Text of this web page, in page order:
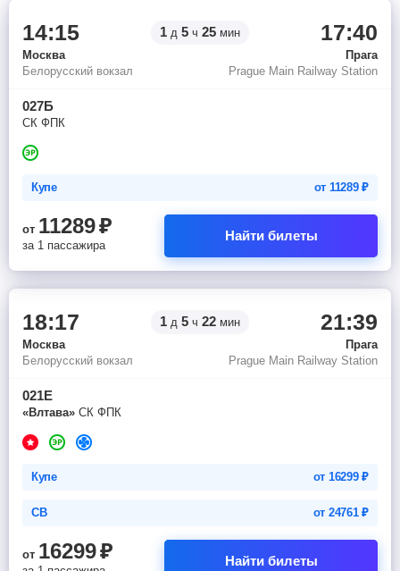
14:15 1 д 5 ч 25 мин 17:40
Москва
Прага
Белорусский вокзал
Prague Main Railway Station
027Б
СК ФПК
Купе от 11289₽
от 11289₽
за 1 пассажира
Найти билеты
18:17 1 д 5 ч 22 мин 21:39
Москва
Прага
Белорусский вокзал
Prague Main Railway Station
021Е
«Влтава» СК ФПК
Купе от 16299₽
СВ от 24761₽
от 16299₽ Найти билеты